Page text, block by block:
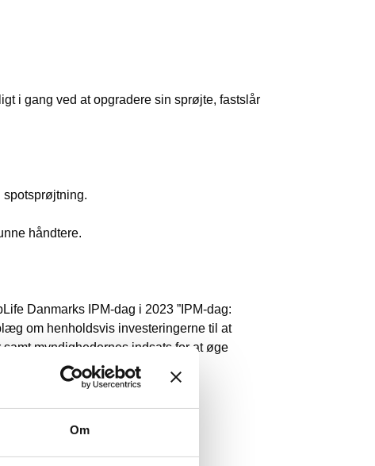
Om
i gang ved at opgradere sin sprøjte, fastslår
spotsprøjtning.
håndtere.
Danmarks IPM-dag i 2023 ”IPM-dag:
om henholdsvis investeringerne til at
myndighedernes indsats for at øge